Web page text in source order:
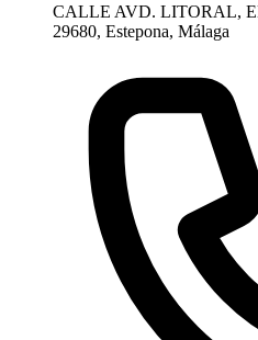
CALLE AVD. LITORAL,
29680, Estepona, Málaga